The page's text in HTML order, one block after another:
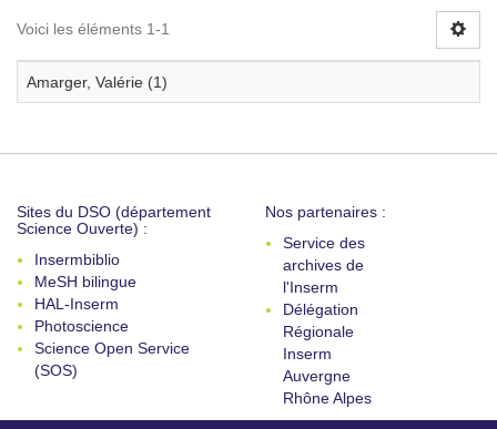
Voici les éléments 1-1
Amarger, Valérie (1)
Sites du DSO (département
Science Ouverte) :
Insermbiblio
MeSH bilingue
HAL-Inserm
Photoscience
Science Open Service
(SOS)
Nos partenaires :
Service des
archives de
l'Inserm
Délégation
Régionale
Inserm
Auvergne
Rhône Alpes